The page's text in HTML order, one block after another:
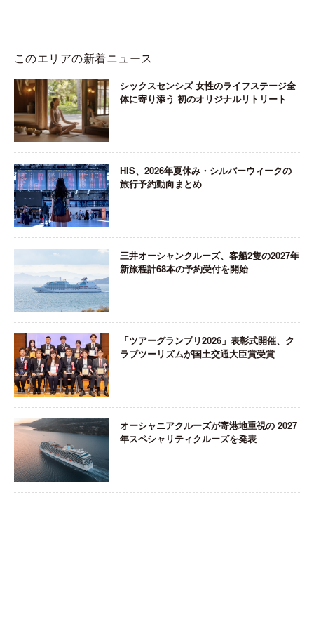
このエリアの新着ニュース
シックスセンシズ 女性のライフステージ全
体に寄り添う 初のオリジナルリトリート
HIS、2026年夏休み・シルバーウィークの
旅行予約動向まとめ
三井オーシャンクルーズ、客船2隻の2027年
新旅程計68本の予約受付を開始
「ツアーグランプリ2026」表彰式開催、ク
ラブツーリズムが国土交通大臣賞受賞
オーシャニアクルーズが寄港地重視の 2027
年スペシャリティクルーズを発表